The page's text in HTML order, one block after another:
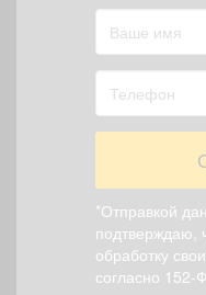
*Отправкой
подтверждаю,
обработку
согласно 152-